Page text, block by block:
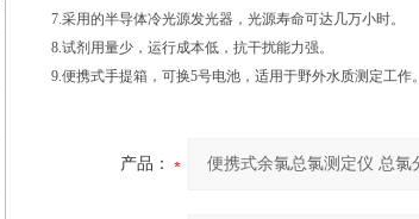
7.采用的半导体冷光源发光器，光源寿命可达几万小时。
8.试剂用量少，运行成本低，抗干扰能力强。
9.便携式手提箱，可换5号电池，适用于野外水质测定工作。
产品：